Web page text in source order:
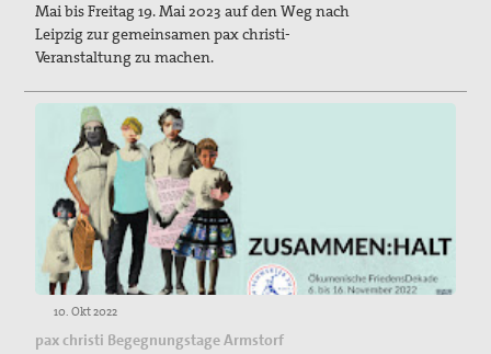
Mai bis Freitag 19. Mai 2023 auf den Weg nach
Leipzig zur gemeinsamen pax christi-
Veranstaltung zu machen.
10. Okt 2022
pax christi Begegnungstage Armstorf